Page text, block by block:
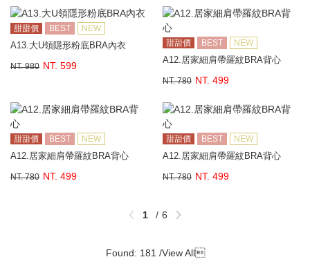
甜甜價 BEST NEW
A13.大U領隱形粉底BRA內衣
NT. 980 NT. 599
甜甜價 BEST NEW
A12.居家細肩帶羅紋BRA背心
NT. 780 NT. 499
甜甜價 BEST NEW
A12.居家細肩帶羅紋BRA背心
NT. 780 NT. 499
甜甜價 BEST NEW
A12.居家細肩帶羅紋BRA背心
NT. 780 NT. 499
1 6
Found: 181 /View All